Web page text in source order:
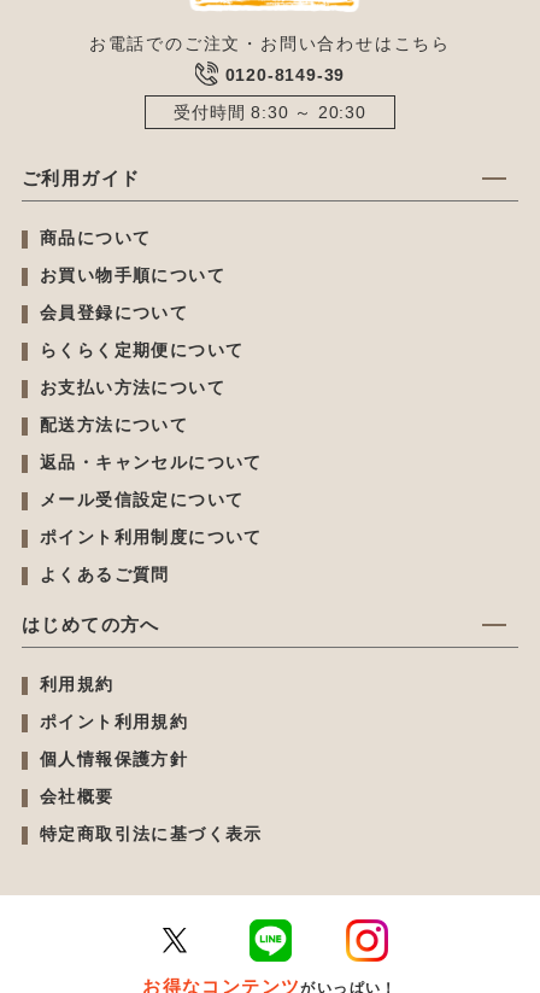
お電話でのご注文・お問い合わせはこちら
0120-8149-39
受付時間 8:30 ～ 20:30
ご利用ガイド
商品について
お買い物手順について
会員登録について
らくらく定期便について
お支払い方法について
配送方法について
返品・キャンセルについて
メール受信設定について
ポイント利用制度について
よくあるご質問
はじめての方へ
利用規約
ポイント利用規約
個人情報保護方針
会社概要
特定商取引法に基づく表示
お得なコンテンツがいっぱい！